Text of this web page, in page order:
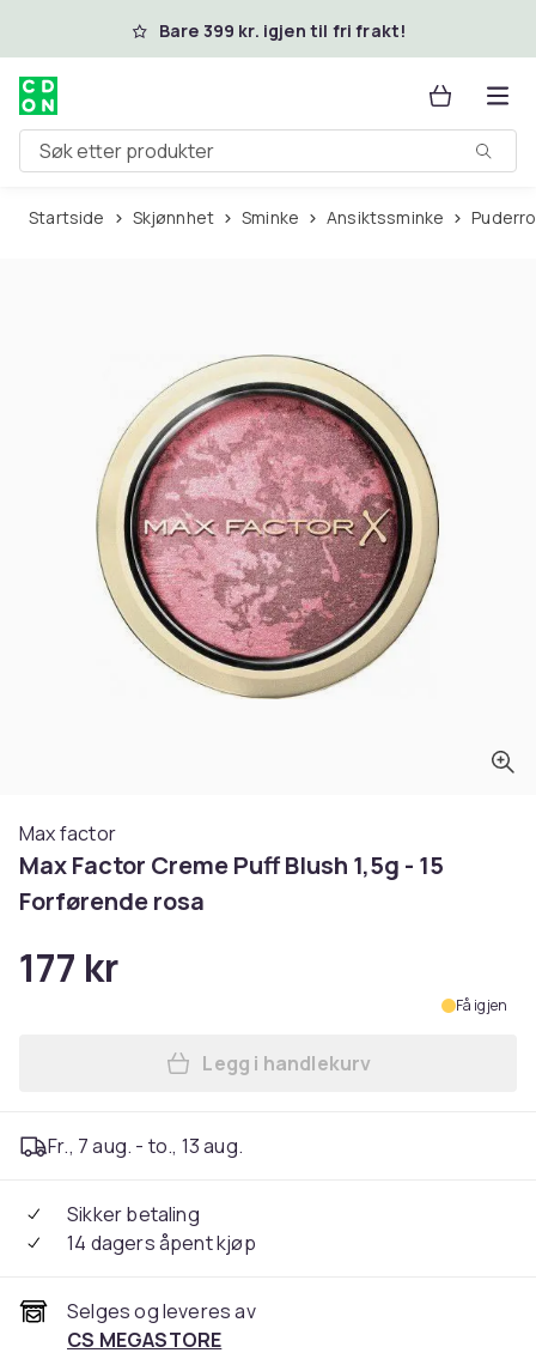
Hopp til hovedinnholdBare 399 kr. igjen til fri frakt!
Søk etter produkter
Startside Skjønnhet Sminke Ansiktssminke
Max factor
Max Factor Creme Puff Blush 1,5g - 15
Forførende rosa
177 kr
Få igjen
Legg Max Factor Creme
Legg i handlekurv
Fr., 7 aug. - to., 13 aug.
Sikker betaling
14 dagers åpent kjøp
Selges og leveres av
CS MEGASTORE